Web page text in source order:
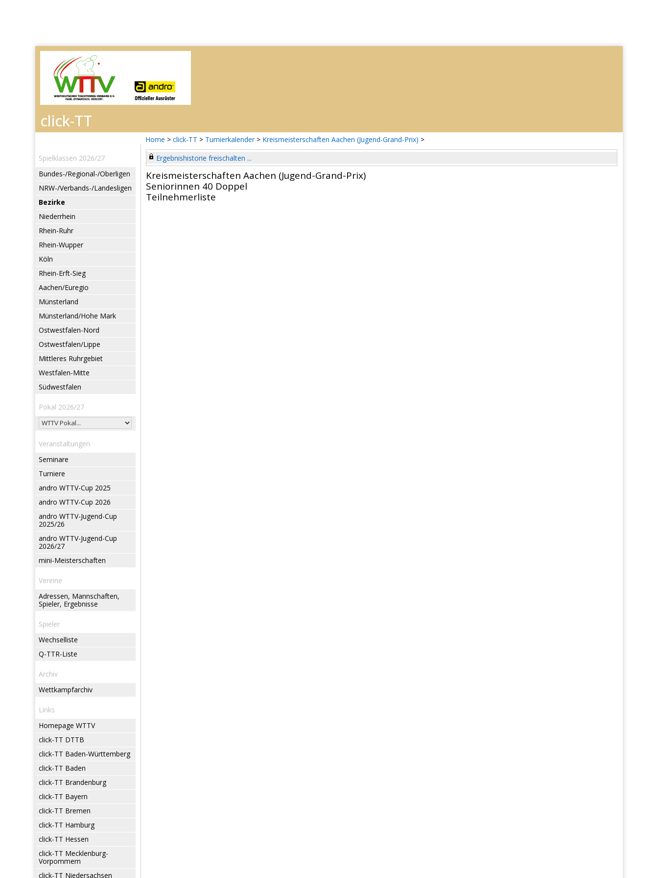
Home > click-TT > Turnierkalender > Kreismeisterschaften Aachen (Jugend-Grand-Prix) >
Spielklassen 2026/27
Bundes-/Regional-/Oberligen
NRW-/Verbands-/Landesligen
Bezirke
Niederrhein
Rhein-Ruhr
Rhein-Wupper
Köln
Rhein-Erft-Sieg
Aachen/Euregio
Münsterland
Münsterland/Hohe Mark
Ostwestfalen-Nord
Ostwestfalen/Lippe
Mittleres Ruhrgebiet
Westfalen-Mitte
Südwestfalen
Pokal 2026/27
Veranstaltungen
Seminare
Turniere
andro WTTV-Cup 2025
andro WTTV-Cup 2026
andro WTTV-Jugend-Cup
2025/26
andro WTTV-Jugend-Cup
2026/27
mini-Meisterschaften
Vereine
Adressen, Mannschaften,
Spieler, Ergebnisse
Spieler
Wechselliste
Q-TTR-Liste
Archiv
Wettkampfarchiv
Links
Homepage WTTV
click-TT DTTB
click-TT Baden-Württemberg
click-TT Baden
click-TT Brandenburg
click-TT Bayern
click-TT Bremen
click-TT Hamburg
click-TT Hessen
click-TT Mecklenburg-
Vorpommern
click-TT Niedersachsen
Ergebnishistorie freischalten ...
Kreismeisterschaften Aachen (Jugend-Grand-Prix)
Seniorinnen 40 Doppel
Teilnehmerliste